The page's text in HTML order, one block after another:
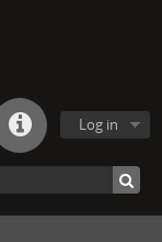
Log in